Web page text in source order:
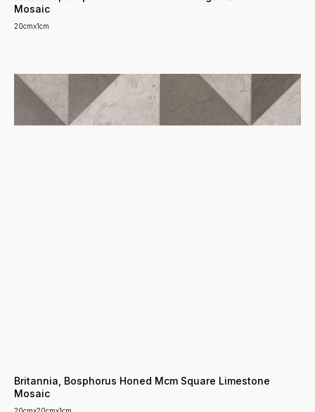
Mosaic
20cmx1cm
Britannia, Bosphorus Honed Mcm Square Limestone
Mosaic
ПРОЕКТЫ
УСЛУГИ
О КОМПАНИИ